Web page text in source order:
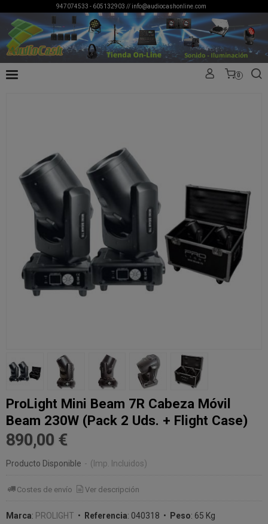
947074533 - 605132903 // info@audiocashonline.com
0
ProLight Mini Beam 7R Cabeza Móvil
Beam 230W (Pack 2 Uds. + Flight Case)
890,00 €
Producto Disponible - (Imp. Incluidos)
Costes de envío Ver descripción
Marca: PROLIGHT • Referencia: 040318 • Peso: 65 Kg